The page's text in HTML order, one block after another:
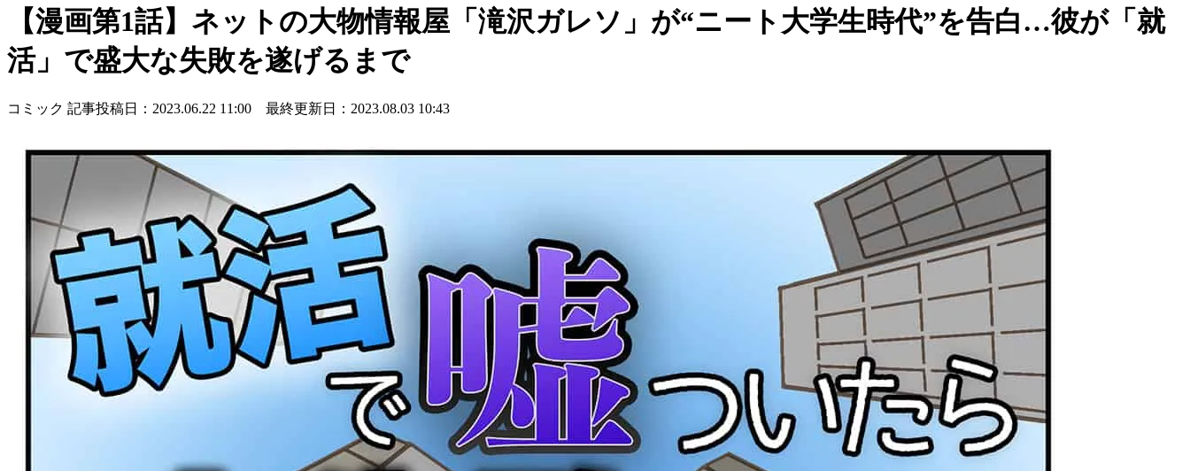
【漫画第1話】ネットの大物情報屋「滝沢ガレソ」が“ニート大学生時代”を告白…彼が「就
活」で盛大な失敗を遂げるまで
コミック 記事投稿日：2023.06.22 11:00 最終更新日：2023.08.03 10:43